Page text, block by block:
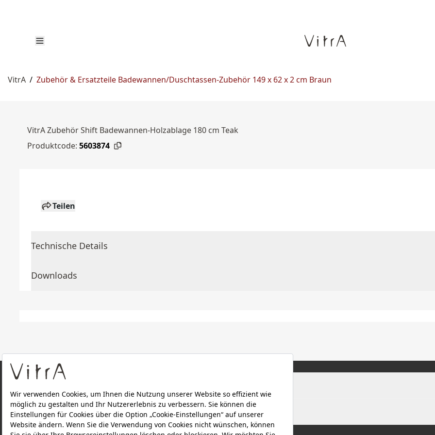
VitrA / Zubehör & Ersatzteile Badewannen/Duschtassen-Zubehör 149 x 62 x 2 cm Braun
VitrA Zubehör Shift Badewannen-Holzablage 180 cm Teak
Produktcode: 5603874
Teilen
Technische Details
Downloads
PRODUKTE